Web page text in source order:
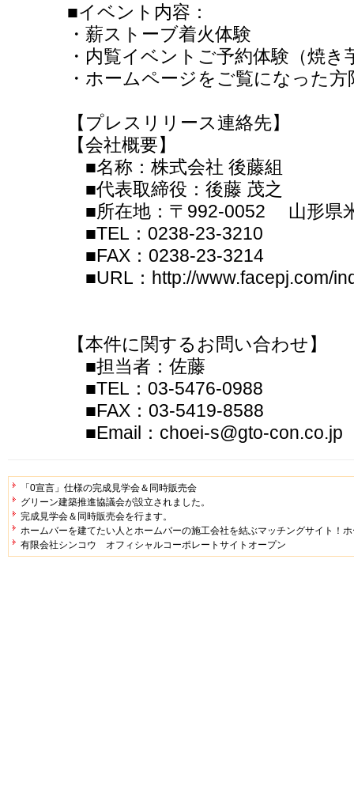
■イベント内容：
・薪ストーブ着火体験
・内覧イベントご予約体験（焼
・ホームページをご覧になった
【プレスリリース連絡先】
【会社概要】
■名称：株式会社 後藤組
■代表取締役：後藤 茂之
■所在地：〒992-0052 山形県
■TEL：0238-23-3210
■FAX：0238-23-3214
■URL：http://www.facepj.com/
【本件に関するお問い合わせ】
■担当者：佐藤
■TEL：03-5476-0988
■FAX：03-5419-8588
■Email：choei-s@gto-con.co.jp
「0宣言」仕様の完成見学会＆同時販売会
グリーン建築推進協議会が設立されました。
完成見学会＆同時販売会を行ます。
ホームバーを建てたい人とホームバーの施工会社を結ぶマッチングサイト！
有限会社シンコウ オフィシャルコーポレートサイトオープン